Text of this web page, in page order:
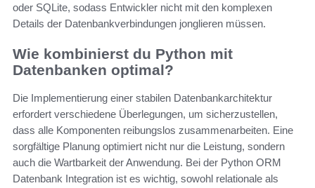
oder SQLite, sodass Entwickler nicht mit den komplexen
Details der Datenbankverbindungen jonglieren müssen.
Wie kombinierst du Python mit
Datenbanken optimal?
Die Implementierung einer stabilen Datenbankarchitektur
erfordert verschiedene Überlegungen, um sicherzustellen,
dass alle Komponenten reibungslos zusammenarbeiten. Eine
sorgfältige Planung optimiert nicht nur die Leistung, sondern
auch die Wartbarkeit der Anwendung. Bei der Python ORM
Datenbank Integration ist es wichtig, sowohl relationale als